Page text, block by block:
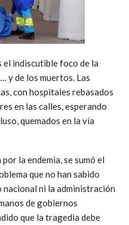
el indiscutible foco de la
y de los muertos. Las
con hospitales rebasados
en las calles, esperando
quemados en la vía
la endemia, se sumó el
que no han sabido
ni la administración
de gobiernos
que la tragedia debe